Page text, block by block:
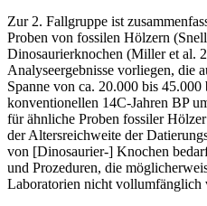
Zur 2. Fallgruppe ist
Proben von fossilen Hölzern
Dinosaurierknochen (Miller et al.
Analyseergebnisse vorliegen, die
Spanne von ca. 20.000 bis
konventionellen 14C-Jahren BP
für ähnliche Proben fossiler
der Altersreichweite der
von [Dinosaurier-] Knochen
und Prozeduren, die
Laboratorien nicht vollumfänglich